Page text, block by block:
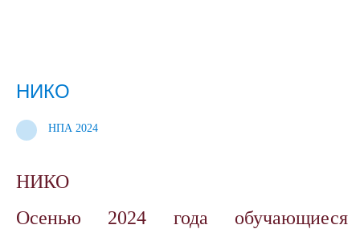
НИКО
НПА 2024
НИКО
Осенью 2024 года обучающиеся